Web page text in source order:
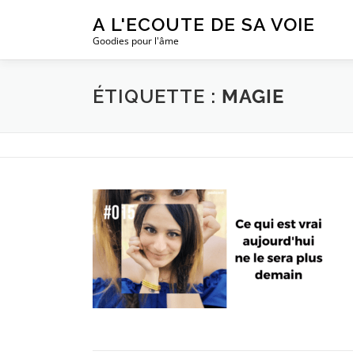
A L'ECOUTE DE SA VOIE
Goodies pour l'âme
ÉTIQUETTE : MAGIE